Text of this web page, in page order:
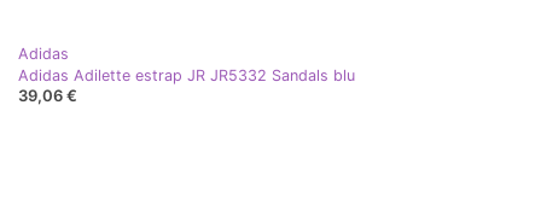
Adidas
Adidas Adilette estrap JR JR5332 Sandals blu
39,06 €